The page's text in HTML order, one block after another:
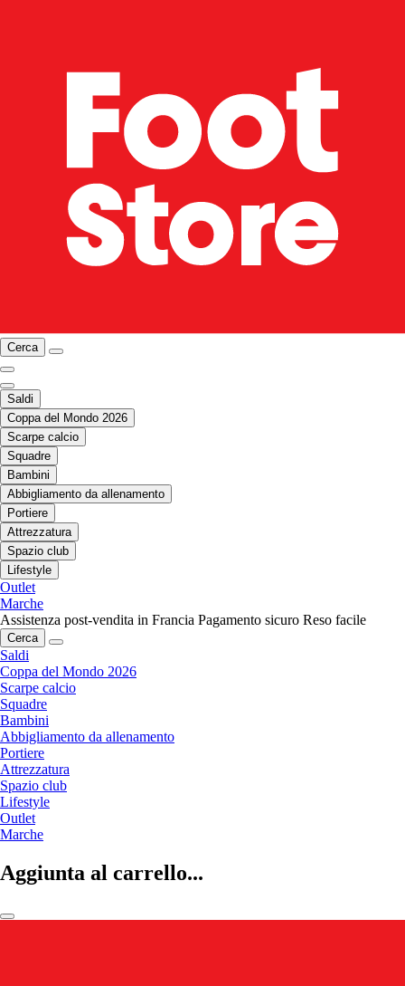
Cerca
Saldi
Coppa del Mondo 2026
Scarpe calcio
Squadre
Bambini
Abbigliamento da allenamento
Portiere
Attrezzatura
Spazio club
Lifestyle
Outlet
Marche
Assistenza post-vendita in Francia Pagamento sicuro Reso facile
Cerca
Saldi
Coppa del Mondo 2026
Scarpe calcio
Squadre
Bambini
Abbigliamento da allenamento
Portiere
Attrezzatura
Spazio club
Lifestyle
Outlet
Marche
Aggiunta al carrello...